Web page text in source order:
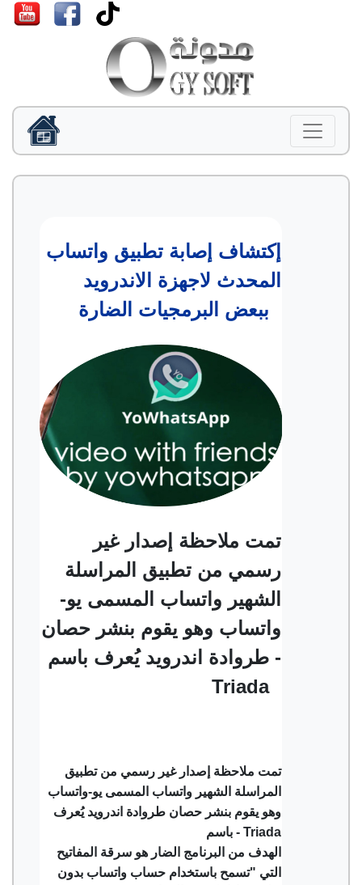
إكتشاف إصابة تطبيق واتساب
المحدث لاجهزة الاندرويد
ببعض البرمجيات الضارة
تمت ملاحظة إصدار غير
رسمي من تطبيق المراسلة
الشهير واتساب المسمى يو-
واتساب وهو يقوم بنشر حصان
طروادة اندرويد يُعرف باسم -
Triada
تمت ملاحظة إصدار غير رسمي من تطبيق
المراسلة الشهير واتساب المسمى يو-واتساب
وهو يقوم بنشر حصان طروادة اندرويد يُعرف
باسم - Triada
الهدف من البرنامج الضار هو سرقة المفاتيح
التي "تسمح باستخدام حساب واتساب بدون